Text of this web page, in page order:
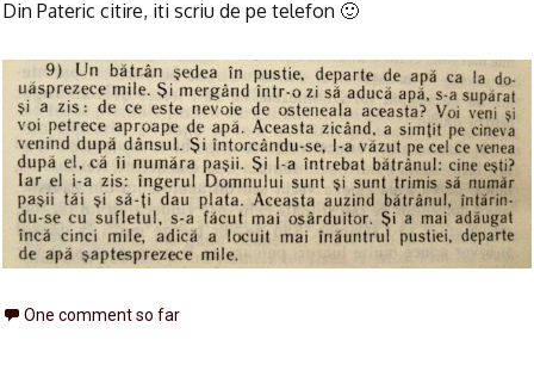
Din Pateric citire, iti scriu de pe telefon 🙂
One comment so far